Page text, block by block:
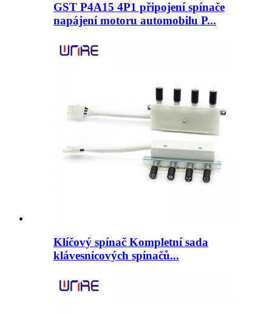
GST P4A15 4P1 připojení spínače
napájení motoru automobilu P...
Klíčový spínač Kompletní sada
klávesnicových spínačů...